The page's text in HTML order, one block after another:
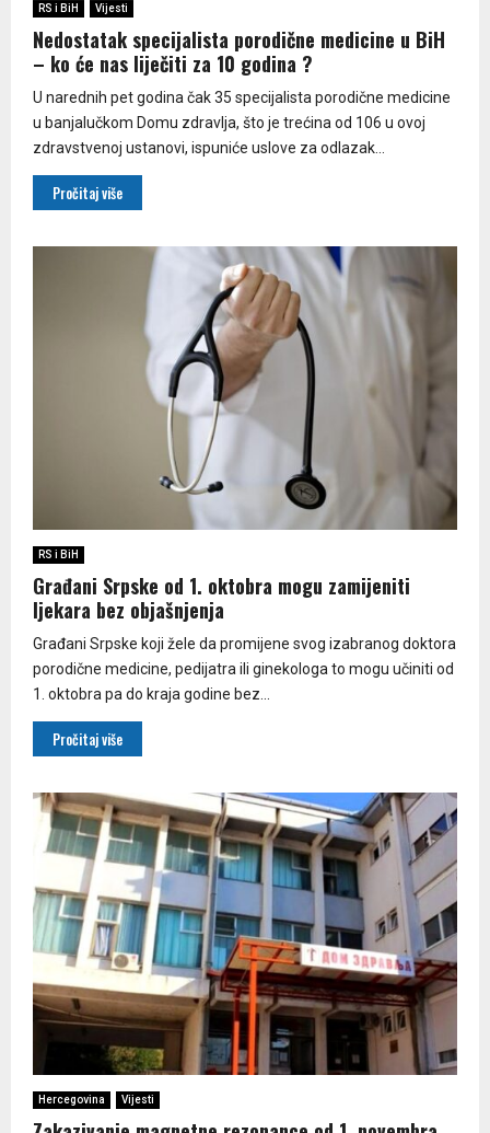
RS i BiH Vijesti
Nedostatak specijalista porodične medicine u BiH
– ko će nas liječiti za 10 godina ?
U narednih pet godina čak 35 specijalista porodične medicine
u banjalučkom Domu zdravlja, što je trećina od 106 u ovoj
zdravstvenoj ustanovi, ispuniće uslove za odlazak...
Pročitaj više
RS i BiH
Građani Srpske od 1. oktobra mogu zamijeniti
ljekara bez objašnjenja
Građani Srpske koji žele da promijene svog izabranog doktora
porodične medicine, pedijatra ili ginekologa to mogu učiniti od
1. oktobra pa do kraja godine bez...
Pročitaj više
Hercegovina Vijesti